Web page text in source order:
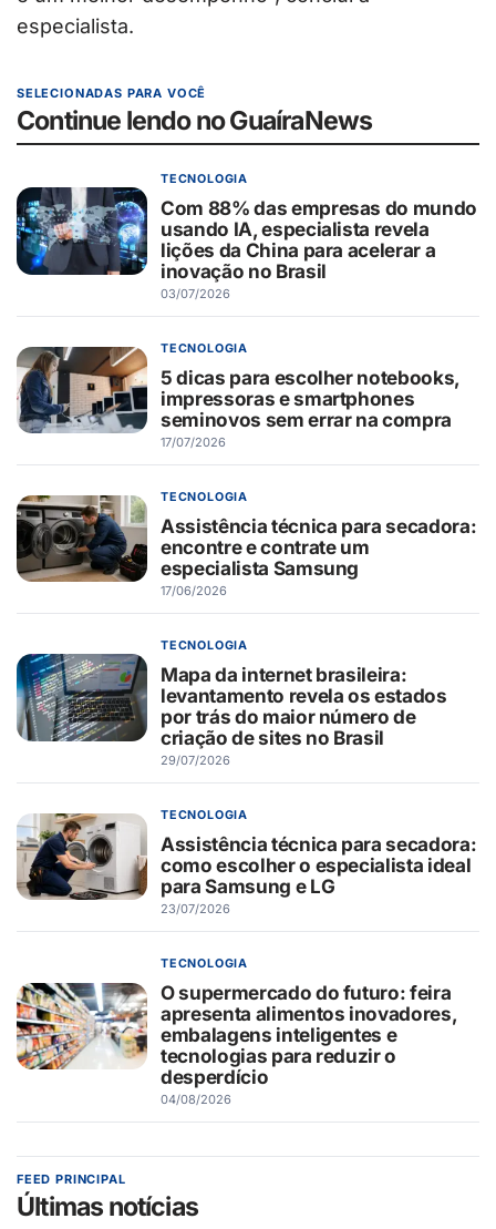
especialista.
SELECIONADAS PARA VOCÊ
Continue lendo no GuaíraNews
TECNOLOGIA
Com 88% das empresas do mundo
usando IA, especialista revela
lições da China para acelerar a
inovação no Brasil
03/07/2026
TECNOLOGIA
5 dicas para escolher notebooks,
impressoras e smartphones
seminovos sem errar na compra
17/07/2026
TECNOLOGIA
Assistência técnica para secadora:
encontre e contrate um
especialista Samsung
17/06/2026
TECNOLOGIA
Mapa da internet brasileira:
levantamento revela os estados
por trás do maior número de
criação de sites no Brasil
29/07/2026
TECNOLOGIA
Assistência técnica para secadora:
como escolher o especialista ideal
para Samsung e LG
23/07/2026
TECNOLOGIA
O supermercado do futuro: feira
apresenta alimentos inovadores,
embalagens inteligentes e
tecnologias para reduzir o
desperdício
04/08/2026
FEED PRINCIPAL
Últimas notícias